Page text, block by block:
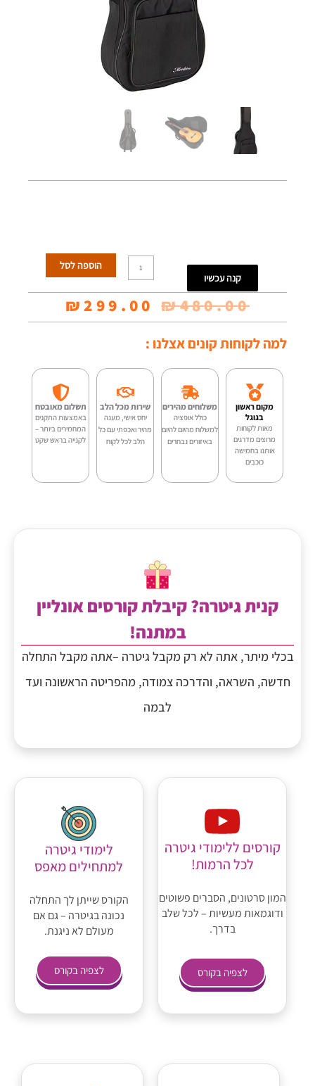
קנה עכשיו
כמות
של
נרתיק
מרופד
לגיטרה
EPE
-45
הוספה לסל
₪480.00
המחיר
היה:
₪480.00.
₪299.00
למה לקוחות קונים אצלנו :
מקום ראשון
בגוגל
מאות לקוחות
מרוצים מדרגים
אותנו בחמישה
כוכבים
משלוחים מהירים
כולל אופציה
למשלוח מהיום להיום
באיזורים נבחרים
שירות מכל הלב
יחס אישי, מענה
מהיר ואכפתי עם כל
הלב לכל לקוח
תשלום מאובטח
באמצעות התקנים
המחמירים ביותר –
לקנייה בראש שקט
קנית גיטרה? קיבלת קורסים אונליין
במתנה!
בכלי מיתר, אתה לא רק מקבל גיטרה –אתה מקבל התחלה
חדשה, השראה, והדרכה צמודה, מהפריטה הראשונה ועד
לבמה
קורסים ללימודי גיטרה
לכל הרמות!
המון סרטונים, הסברים פשוטים
ודוגמאות מעשיות – לכל שלב
בדרך.
לצפיה בקורס
לימודי גיטרה
למתחילים מאפס
הקורס שייתן לך התחלה
נכונה בגיטרה – גם אם
מעולם לא ניגנת.
לצפיה בקורס